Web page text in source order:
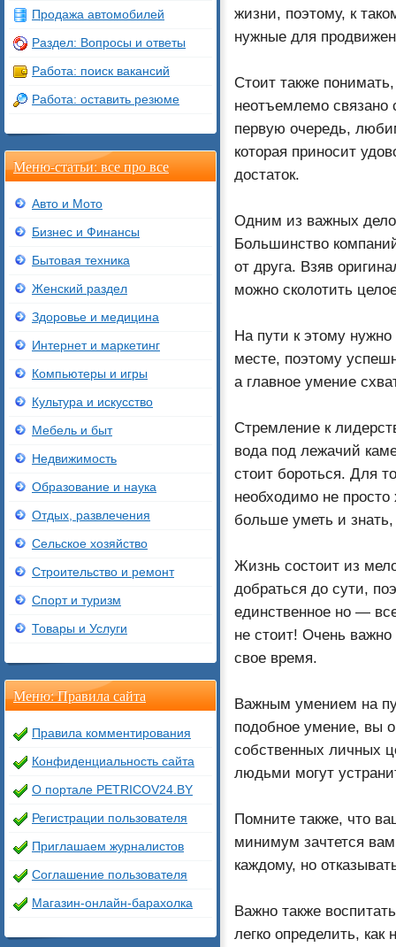
жизни, поэтому, к
нужные для
Стоит также
неотъемлемо связано
первую очередь,
которая приносит
достаток.
Одним из важных
Большинство
от друга. Взяв
можно сколотить
На пути к этому нужно
месте, поэтому
а главное умение
Стремление к
вода под лежачий
стоит бороться. Для
необходимо не
больше уметь и
Жизнь состоит из
добраться до сути,
единственное но —
не стоит! Очень
свое время.
Важным умением на
подобное умение, вы
собственных личных
людьми могут
Помните также, что
минимум зачтется
каждому, но
Важно также
легко определить,
Продажа автомобилей
Раздел: Вопросы и ответы
Работа: поиск вакансий
Работа: оставить резюме
Меню-статьи: все про все
Авто и Мото
Бизнес и Финансы
Бытовая техника
Женский раздел
Здоровье и медицина
Интернет и маркетинг
Компьютеры и игры
Культура и искусство
Мебель и быт
Недвижимость
Образование и наука
Отдых, развлечения
Сельское хозяйство
Строительство и ремонт
Спорт и туризм
Товары и Услуги
Меню: Правила сайта
Правила комментирования
Конфиденциальность сайта
О портале PETRICOV24.BY
Регистрации пользователя
Приглашаем журналистов
Соглашение пользователя
Магазин-онлайн-барахолка